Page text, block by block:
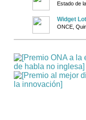
Estado de
Widget
ONCE,